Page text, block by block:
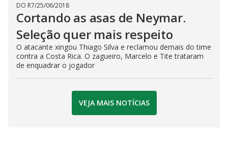
DO R7/25/06/2018
Cortando as asas de Neymar.
Seleção quer mais respeito
O atacante xingou Thiago Silva e reclamou demais do time
contra a Costa Rica. O zagueiro, Marcelo e Tite trataram
de enquadrar o jogador
VEJA MAIS NOTÍCIAS